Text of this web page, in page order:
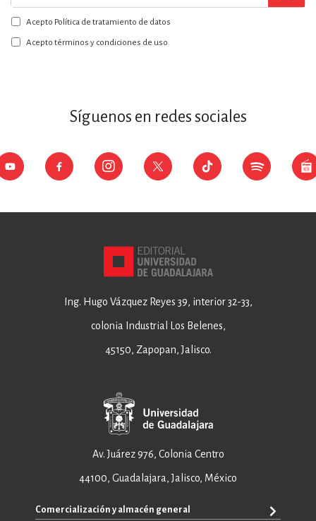
a
nuestro
boletín:
Acepto Política de tratamiento de datos
Acepto términos y condiciones de uso
Síguenos en redes sociales
Ing. Hugo Vázquez Reyes 39, interior 32-33,
colonia Industrial Los Belenes,
45150, Zapopan, Jalisco.
Av. Juárez 976, Colonia Centro
44100, Guadalajara, Jalisco, México
Comercialización y almacén general